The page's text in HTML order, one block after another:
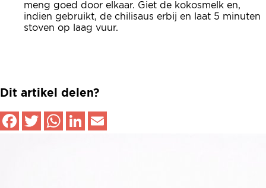
meng goed door elkaar. Giet de kokosmelk en,
indien gebruikt, de chilisaus erbij en laat 5 minuten
stoven op laag vuur.
Dit artikel delen?